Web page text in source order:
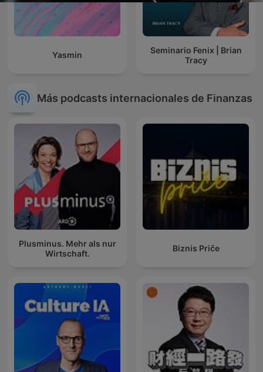
Yasmin
Seminario Fenix | Brian
Tracy
Más podcasts internacionales de Finanzas
Plusminus. Mehr als nur
Wirtschaft.
Biznis Priče